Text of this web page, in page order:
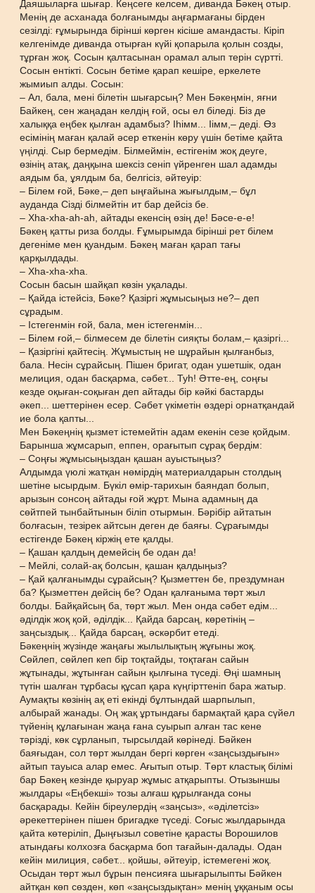
Даяшыларға шығар. Кеңсеге келсем, диванда Бәкең отыр.
Менің де асханада болғанымды аңғармағаны бірден
сезілді: ғұмырында бірінші көрген кісіше амандасты. Кіріп
келгенімде диванда отырған күйі қопарыла қолын созды,
тұрған жоқ. Сосын қалтасынан орамал алып терін сүртті.
Сосын ентікті. Сосын бетіме қарап кешіре, еркелете
жымиып алды. Сосын:
– Ал, бала, мені білетін шығарсың? Мен Бәкеңмін, яғни
Байкең, сен жаңадан келдің ғой, осы ел біледі. Біз де
халыққа еңбек қылған адамбыз? Іһімм... Іімм,– деді. Өз
есімінің маған қалай әсер еткенін көру үшін бетіме қайта
үңілді. Сыр бермедім. Білмеймін, естігенім жоқ деуге,
өзінің атақ, даңқына шексіз сеніп үйренген шал адамды
аядым ба, ұялдым ба, белгісіз, әйтеуір:
– Білем ғой, Бәке,– деп ыңғайына жығылдым,– бұл
ауданда Сізді білмейтін ит бар дейсіз бе.
– Хһа-хһа-аһ-аһ, айтады екенсің өзің де! Бәсе-е-е!
Бәкең қатты риза болды. Ғұмырымда бірінші рет білем
дегеніме мен қуандым. Бәкең маған қарап тағы
қарқылдады.
– Хһа-хһа-хһа.
Сосын басын шайқап көзін уқалады.
– Қайда істейсіз, Бәке? Қазіргі жұмысыңыз не?– деп
сұрадым.
– Істегенмін ғой, бала, мен істегенмін...
– Білем ғой,– білмесем де білетін сияқты болам,– қазіргі...
– Қазіргіні қайтесің. Жұмыстың не шұрайын қылғанбыз,
бала. Несін сұрайсың. Пішен бригат, одан ушетшік, одан
мелиция, одан басқарма, сәбет... Туһ! Әтте-ең, соңғы
кезде оқыған-соқыған деп айтады бір кәйкі бастарды
әкеп... шеттерінен есер. Сәбет үкіметін өздері орнатқандай
ие бола қапты...
Мен Бәкеңнің қызмет істемейтін адам екенін сезе қойдым.
Барынша жұмсарып, еппен, орағытып сұрақ бердім:
– Соңғы жұмысыңыздан қашан ауыстыңыз?
Алдымда үюлі жатқан нөмірдің материалдарын столдың
шетіне ысырдым. Бүкіл өмір-тарихын баяндап болып,
арызын сонсоң айтады ғой жұрт. Мына адамның да
сөйтпей тынбайтынын біліп отырмын. Бәрібір айтатын
болғасын, тезірек айтсын деген де баяғы. Сұрағымды
естігенде Бәкең кіржің ете қалды.
– Қашан қалдың демейсің бе одан да!
– Мейлі, солай-ақ болсын, қашан қалдыңыз?
– Қай қалғанымды сұрайсың? Қызметтен бе, прездумнан
ба? Қызметтен дейсің бе? Одан қалғаныма төрт жыл
болды. Байқайсың ба, төрт жыл. Мен онда сәбет едім...
әділдік жоқ қой, әділдік... Қайда барсаң, көретінің –
заңсыздық... Қайда барсаң, әскәрбит етеді.
Бәкеңнің жүзінде жаңағы жылылықтың жұғыны жоқ.
Сөйлеп, сөйлеп кеп бір тоқтайды, тоқтаған сайын
жұтынады, жұтынған сайын қылғына түседі. Өңі шамның
түтін шалған тұрбасы құсап қара күңгірттеніп бара жатыр.
Аумақты көзінің ақ еті екінді бұлтындай шарпылып,
албырай жанады. Оң жақ ұртындағы бармақтай қара сүйел
түйенің құлағынан жаңа ғана суырып алған тас кене
тәрізді, көк сұрланып, тырсылдай көрінеді. Бәйкен
баяғыдан, сол төрт жылдан бергі көрген «заңсыздығын»
айтып тауыса алар емес. Ағытып отыр. Төрт кластық білімі
бар Бәкең кезінде қыруар жұмыс атқарыпты. Отызыншы
жылдары «Еңбекші» тозы алғаш құрылғанда соны
басқарады. Кейін біреулердің «заңсыз», «әділетсіз»
әрекеттерінен пішен бригадке түседі. Соғыс жылдарында
қайта көтеріліп, Дыңғызыл советіне қарасты Ворошилов
атындағы колхозға басқарма боп тағайын-далады. Одан
кейін милиция, сәбет... қойшы, әйтеуір, істемегені жоқ.
Осыдан төрт жыл бұрын пенсияға шығарылыпты Бәйкен
айтқан көп сөзден, көп «заңсыздықтан» менің ұққаным осы